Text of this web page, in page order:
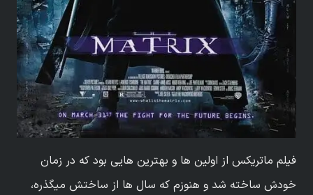
فیلم ماتریکس از اولین ها و بهترین هایی بود که در زمان
خودش ساخته شد و هنوزم که سال ها از ساختش میگذره،